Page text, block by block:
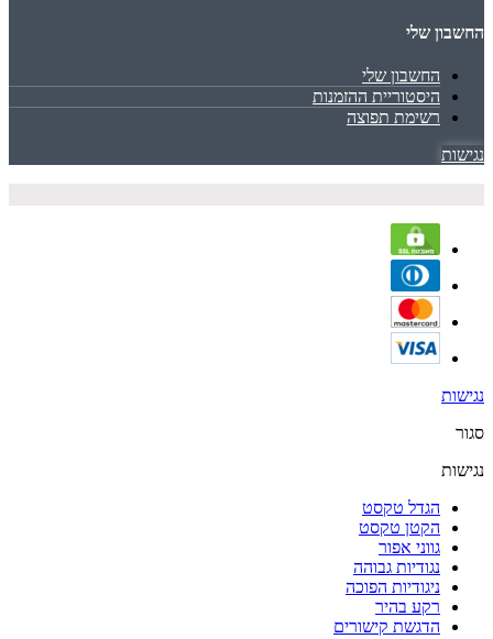
החשבון שלי
החשבון שלי
היסטוריית ההזמנות
רשימת תפוצה
נגישות
נגישות
סגור
נגישות
הגדל טקסט
הקטן טקסט
גווני אפור
נגודיות גבוהה
ניגודיות הפוכה
רקע בהיר
הדגשת קישורים